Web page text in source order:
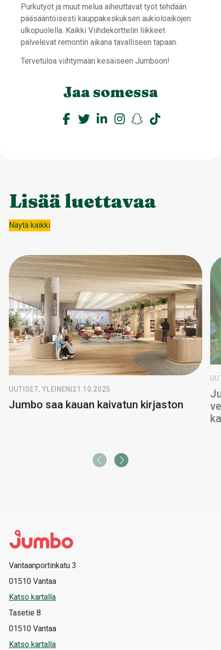
Purkutyöt ja muut melua aiheuttavat työt tehdään
pääsääntöisesti kauppakeskuksen aukioloaikojen
ulkopuolella. Kaikki Viihdekorttelin liikkeet
palvelevat remontin aikana tavalliseen tapaan.
Tervetuloa viihtymään kesäiseen Jumboon!
Jaa somessa
Lisää luettavaa
Näytä kaikki
UUTISET, YLEINEN 21.10.2025
Jumbo saa kauan kaivatun kirjaston
Vantaanportinkatu 3
01510 Vantaa
Katso kartalla
Tasetie 8
01510 Vantaa
Katso kartalla